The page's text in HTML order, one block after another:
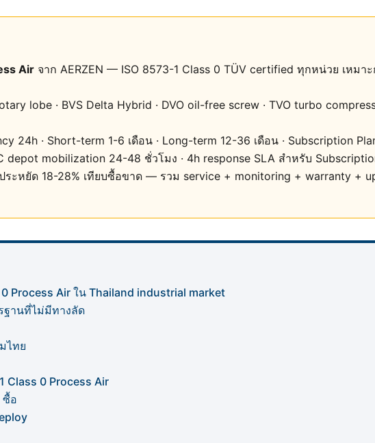
Air จาก AERZEN — ISO 8573-1 Class 0 TÜV certified ทุกหน่วย เหมา
lobe · BVS Delta Hybrid · DVO oil-free screw · TVO turbo
24h · Short-term 1-6 เดือน · Long-term 12-36 เดือน · Subscription
depot mobilization 24-48 ชั่วโมง · 4h response SLA สำหรับ
ระหยัด 18-28% เทียบซื้อขาด — รวม service + monitoring + warranty +
Process Air ใน Thailand industrial market
ฐานที่ไม่มีทางลัด
ไทย
Class 0 Process Air
ซื้อ